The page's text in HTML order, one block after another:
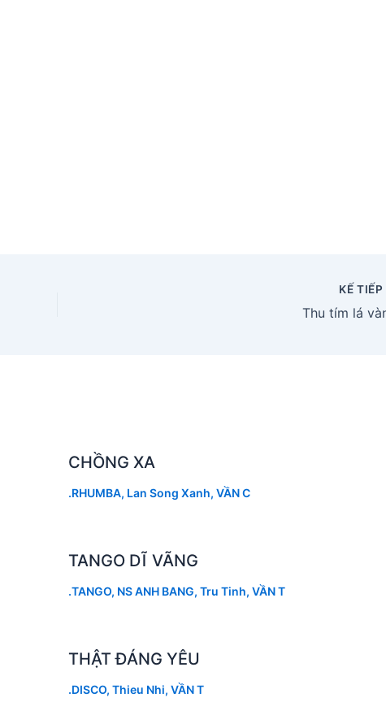
KẾ TIẾP
Thu tím lá
CHỒNG XA
.RHUMBA, Lan Song Xanh, VẦN C
TANGO DĨ VÃNG
.TANGO, NS ANH BANG, Tru Tinh, VẦN T
THẬT ĐÁNG YÊU
.DISCO, Thieu Nhi, VẦN T